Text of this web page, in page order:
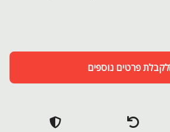
לקבלת פרטים נוספים